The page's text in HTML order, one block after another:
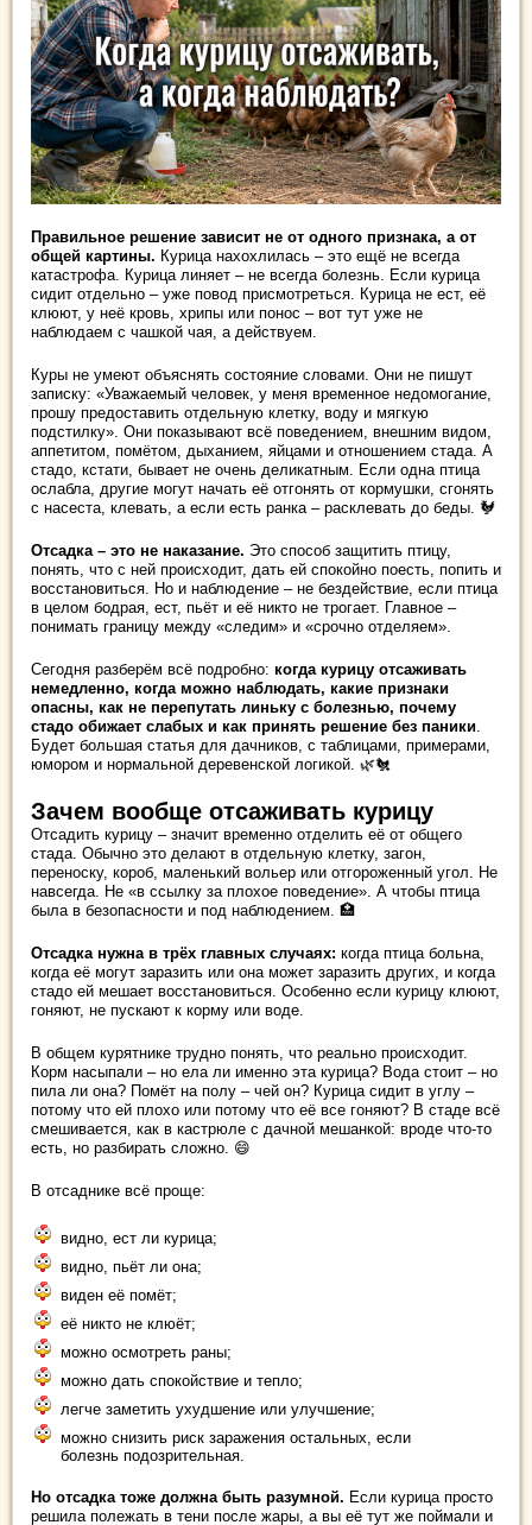
Правильное решение зависит не от одного признака, а от
общей картины. Курица нахохлилась – это ещё не всегда
катастрофа. Курица линяет – не всегда болезнь. Если курица
сидит отдельно – уже повод присмотреться. Курица не ест, её
клюют, у неё кровь, хрипы или понос – вот тут уже не
наблюдаем с чашкой чая, а действуем.
Куры не умеют объяснять состояние словами. Они не пишут
записку: «Уважаемый человек, у меня временное недомогание,
прошу предоставить отдельную клетку, воду и мягкую
подстилку». Они показывают всё поведением, внешним видом,
аппетитом, помётом, дыханием, яйцами и отношением стада. А
стадо, кстати, бывает не очень деликатным. Если одна птица
ослабла, другие могут начать её отгонять от кормушки, сгонять
с насеста, клевать, а если есть ранка – расклевать до беды. 🐓
Отсадка – это не наказание. Это способ защитить птицу,
понять, что с ней происходит, дать ей спокойно поесть, попить и
восстановиться. Но и наблюдение – не бездействие, если птица
в целом бодрая, ест, пьёт и её никто не трогает. Главное –
понимать границу между «следим» и «срочно отделяем».
Сегодня разберём всё подробно: когда курицу отсаживать
немедленно, когда можно наблюдать, какие признаки
опасны, как не перепутать линьку с болезнью, почему
стадо обижает слабых и как принять решение без паники.
Будет большая статья для дачников, с таблицами, примерами,
юмором и нормальной деревенской логикой. 🌿🐔
Зачем вообще отсаживать курицу
Отсадить курицу – значит временно отделить её от общего
стада. Обычно это делают в отдельную клетку, загон,
переноску, короб, маленький вольер или отгороженный угол. Не
навсегда. Не «в ссылку за плохое поведение». А чтобы птица
была в безопасности и под наблюдением. 🏥
Отсадка нужна в трёх главных случаях: когда птица больна,
когда её могут заразить или она может заразить других, и когда
стадо ей мешает восстановиться. Особенно если курицу клюют,
гоняют, не пускают к корму или воде.
В общем курятнике трудно понять, что реально происходит.
Корм насыпали – но ела ли именно эта курица? Вода стоит – но
пила ли она? Помёт на полу – чей он? Курица сидит в углу –
потому что ей плохо или потому что её все гоняют? В стаде всё
смешивается, как в кастрюле с дачной мешанкой: вроде что-то
есть, но разбирать сложно. 😄
В отсаднике всё проще:
видно, ест ли курица;
видно, пьёт ли она;
виден её помёт;
её никто не клюёт;
можно осмотреть раны;
можно дать спокойствие и тепло;
легче заметить ухудшение или улучшение;
можно снизить риск заражения остальных, если
болезнь подозрительная.
Но отсадка тоже должна быть разумной. Если курица просто
решила полежать в тени после жары, а вы её тут же поймали и